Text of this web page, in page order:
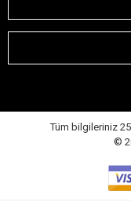
Tüm bilgileriniz
©